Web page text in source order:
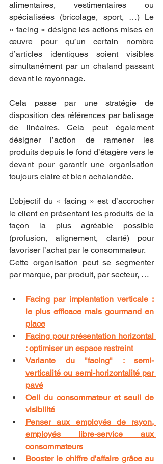
alimentaires, vestimentaires ou
spécialisées (bricolage, sport, …) Le
« facing » désigne les actions mises en
œuvre pour qu’un certain nombre
d’articles identiques soient visibles
simultanément par un chaland passant
devant le rayonnage.
Cela passe par une stratégie de
disposition des références par balisage
de linéaires. Cela peut également
désigner l’action de ramener les
produits depuis le fond d’étagère vers le
devant pour garantir une organisation
toujours claire et bien achalandée.
L’objectif du « facing » est d’accrocher
le client en présentant les produits de la
façon la plus agréable possible
(profusion, alignement, clarté) pour
favoriser l’achat par le consommateur.
Cette organisation peut se segmenter
par marque, par produit, par secteur, …
Facing par implantation verticale :
le plus efficace mais gourmand en
place
Facing pour présentation horizontal
: optimiser un espace restreint
Variante du "facing" : semi-
verticalité ou semi-horizontalité par
pavé
Oeil du consommateur et seuil de
visibilité
Penser aux employés de rayon,
employés libre-service aux
consommateurs
Booster le chiffre d'affaire grâce au